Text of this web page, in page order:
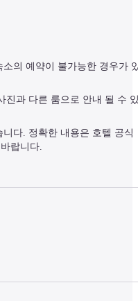
의 예약이 불가능한 경우가
진과 다른 룸으로 안내 될 수
다. 정확한 내용은 호텔 공식
랍니다.